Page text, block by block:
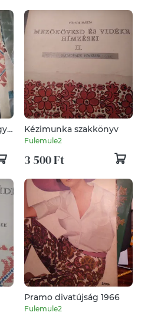
Kézimunka szakkönyv
Fulemule2
3 500 Ft
Pramo divatújság 1966
Fulemule2